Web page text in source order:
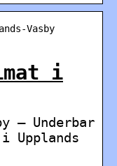
Vasby
i
– Underbar
Upplands